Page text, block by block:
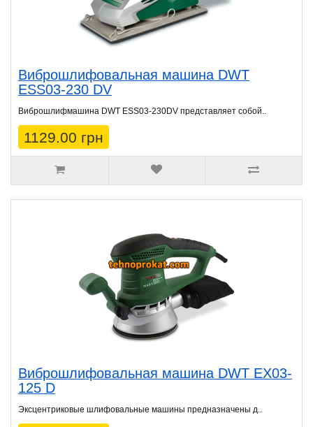
Виброшлифовальная машина DWT
ESS03-230 DV
Виброшлифмашина DWT ESS03-230DV представляет собой..
1129.00 грн
Виброшлифовальная машина DWT EX03-
125 D
Эксцентриковые шлифовальные машины предназначены д..